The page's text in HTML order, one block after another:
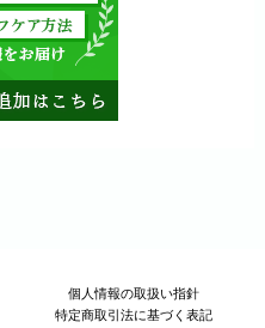
個人情報の取扱い指針
特定商取引法に基づく表記